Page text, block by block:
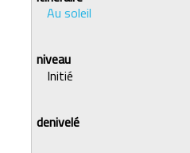
Au soleil
Initié